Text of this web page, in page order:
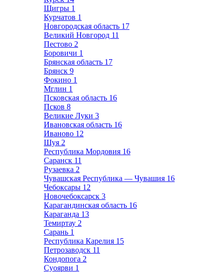
Щигры 1
Курчатов 1
Новгородская область 17
Великий Новгород 11
Пестово 2
Боровичи 1
Брянская область 17
Брянск 9
Фокино 1
Мглин 1
Псковская область 16
Псков 8
Великие Луки 3
Ивановская область 16
Иваново 12
Шуя 2
Республика Мордовия 16
Саранск 11
Рузаевка 2
Чувашская Республика — Чувашия 16
Чебоксары 12
Новочебоксарск 3
Карагандинская область 16
Караганда 13
Темиртау 2
Сарань 1
Республика Карелия 15
Петрозаводск 11
Кондопога 2
Суоярви 1